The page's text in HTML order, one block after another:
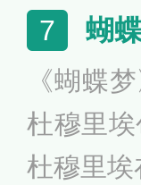
·莎兰德
了一个
于2006
钥匙”奖
7 蝴
《蝴蝶
杜穆里
杜穆里